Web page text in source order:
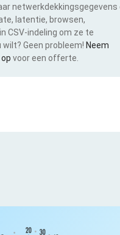
netwerkdekkingsgegevens
latentie, browsen,
CSV-indeling om ze te
Geen probleem! Neem
voor een offerte.